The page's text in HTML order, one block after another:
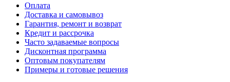
Оплата
Доставка и самовывоз
Гарантия, ремонт и возврат
Кредит и рассрочка
Часто задаваемые вопросы
Дисконтная программа
Оптовым покупателям
Примеры и готовые решения